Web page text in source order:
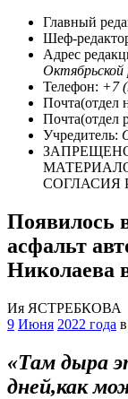
Главный
Шеф-
Адрес
Октябрьской
Телефон: +7
Почта(отдел
Почта(отдел
Учредитель:
СОГЛАСИЯ
Появилось
асфальт
Николаева
Ия ЯСТРЕБКОВА
9 Июня 2022 года
«Там дыра
дней,как